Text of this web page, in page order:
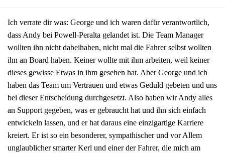
Ich verrate dir was: George und ich waren dafür verantwortlich,
dass Andy bei Powell-Peralta gelandet ist. Die Team Manager
wollten ihn nicht dabeihaben, nicht mal die Fahrer selbst wollten
ihn an Board haben. Keiner wollte mit ihm arbeiten, weil keiner
dieses gewisse Etwas in ihm gesehen hat. Aber George und ich
haben das Team um Vertrauen und etwas Geduld gebeten und uns
bei dieser Entscheidung durchgesetzt. Also haben wir Andy alles
an Support gegeben, was er gebraucht hat und ihn sich einfach
entwickeln lassen, und er hat daraus eine einzigartige Karriere
kreiert. Er ist so ein besonderer, sympathischer und vor Allem
unglaublicher smarter Kerl und einer der Fahrer, die mich am